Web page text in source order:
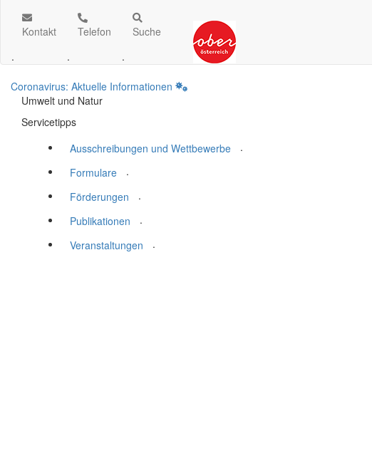
Kontakt
.
Telefon
.
Suche
.
Coronavirus: Aktuelle Informationen
Umwelt und Natur
Servicetipps
Ausschreibungen und Wettbewerbe
.
Formulare
.
Förderungen
.
Publikationen
.
Veranstaltungen
.